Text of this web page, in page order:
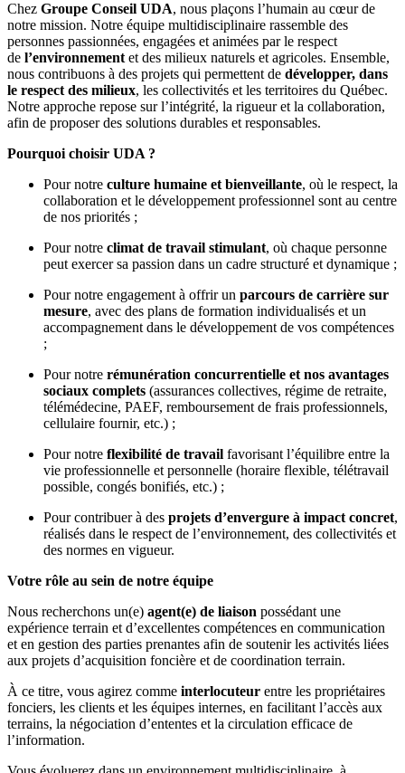
Chez Groupe Conseil UDA, nous plaçons l’humain au cœur de
notre mission. Notre équipe multidisciplinaire rassemble des
personnes passionnées, engagées et animées par le respect
de l’environnement et des milieux naturels et agricoles. Ensemble,
nous contribuons à des projets qui permettent de développer, dans
le respect des milieux, les collectivités et les territoires du Québec.
Notre approche repose sur l’intégrité, la rigueur et la collaboration,
afin de proposer des solutions durables et responsables.
Pourquoi choisir UDA ?
Pour notre culture humaine et bienveillante, où le respect, la
collaboration et le développement professionnel sont au centre
de nos priorités ;
Pour notre climat de travail stimulant, où chaque personne
peut exercer sa passion dans un cadre structuré et dynamique ;
Pour notre engagement à offrir un parcours de carrière sur
mesure, avec des plans de formation individualisés et un
accompagnement dans le développement de vos compétences
;
Pour notre rémunération concurrentielle et nos avantages
sociaux complets (assurances collectives, régime de retraite,
télémédecine, PAEF, remboursement de frais professionnels,
cellulaire fournir, etc.) ;
Pour notre flexibilité de travail favorisant l’équilibre entre la
vie professionnelle et personnelle (horaire flexible, télétravail
possible, congés bonifiés, etc.) ;
Pour contribuer à des projets d’envergure à impact concret,
réalisés dans le respect de l’environnement, des collectivités et
des normes en vigueur.
Votre rôle au sein de notre équipe
Nous recherchons un(e) agent(e) de liaison possédant une
expérience terrain et d’excellentes compétences en communication
et en gestion des parties prenantes afin de soutenir les activités liées
aux projets d’acquisition foncière et de coordination terrain.
À ce titre, vous agirez comme interlocuteur entre les propriétaires
fonciers, les clients et les équipes internes, en facilitant l’accès aux
terrains, la négociation d’ententes et la circulation efficace de
l’information.